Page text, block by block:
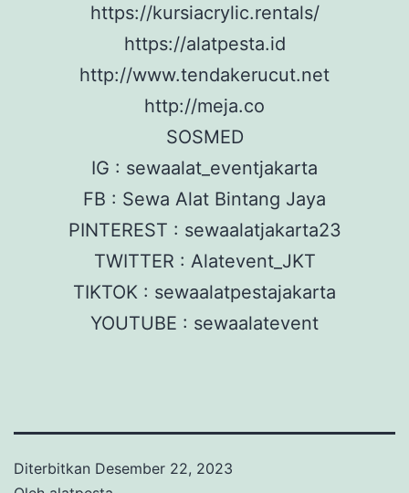
https://kursiacrylic.rentals/
https://alatpesta.id
http://www.tendakerucut.net
http://meja.co
SOSMED
IG : sewaalat_eventjakarta
FB : Sewa Alat Bintang Jaya
PINTEREST : sewaalatjakarta23
TWITTER : Alatevent_JKT
TIKTOK : sewaalatpestajakarta
YOUTUBE : sewaalatevent
Diterbitkan Desember 22, 2023